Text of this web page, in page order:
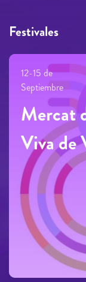
Festivales
12-15 de
Septiembre
Mercat
Viva de